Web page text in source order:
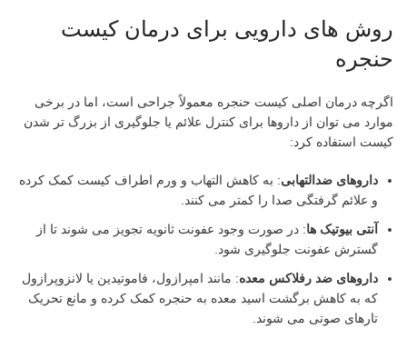
روش های دارویی برای درمان کیست
حنجره
اگرچه درمان اصلی کیست حنجره معمولاً جراحی است، اما در برخی
موارد می توان از داروها برای کنترل علائم یا جلوگیری از بزرگ تر شدن
کیست استفاده کرد:
داروهای ضدالتهابی: به کاهش التهاب و ورم اطراف کیست کمک کرده
و علائم گرفتگی صدا را کمتر می کنند.
آنتی بیوتیک ها: در صورت وجود عفونت ثانویه تجویز می شوند تا از
گسترش عفونت جلوگیری شود.
داروهای ضد رفلاکس معده: مانند امپرازول، فاموتیدین یا لانزوپرازول
که به کاهش برگشت اسید معده به حنجره کمک کرده و مانع تحریک
تارهای صوتی می شوند.